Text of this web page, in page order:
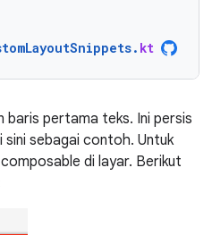
. kt
baris pertama teks. Ini persis
sini sebagai contoh. Untuk
di layar. Berikut